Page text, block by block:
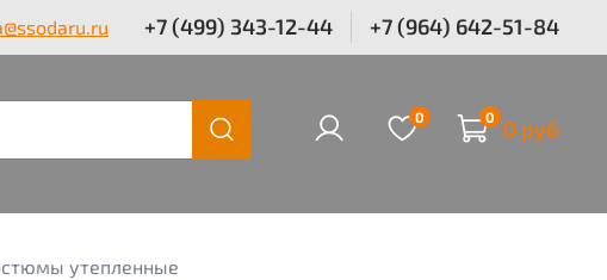
+7 (499) 343-12-44 +7 (964) 642-51-84
0 0 0 руб
утепленные